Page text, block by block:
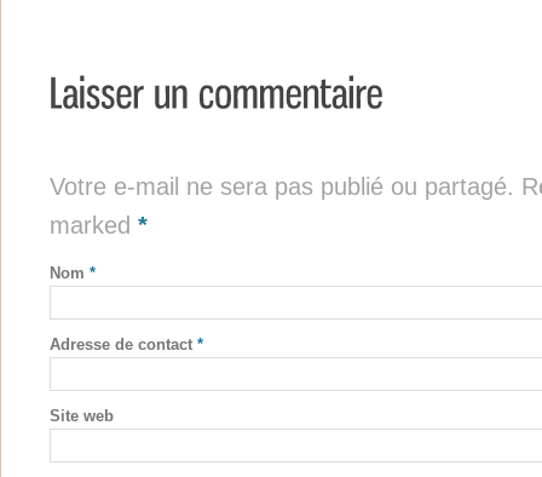
Votre e-mail ne sera pas publié ou partagé.
marked *
Nom *
Adresse de contact *
Site web